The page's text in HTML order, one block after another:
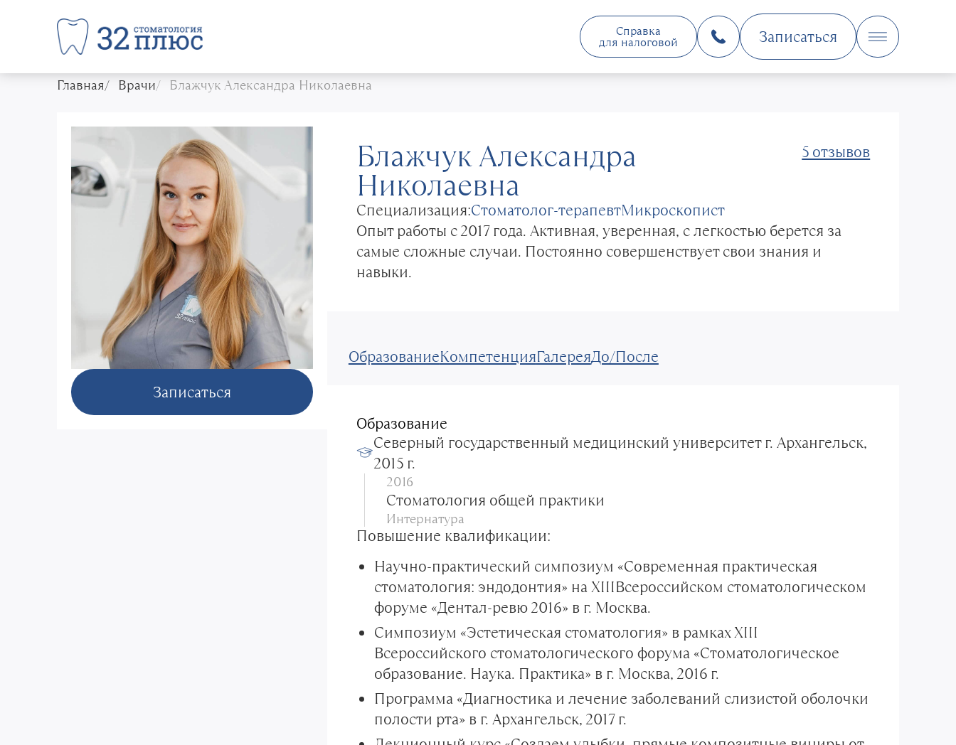
Справка
для налоговой Записаться
Главная Врачи Блажчук Александра Николаевна
Записаться
Блажчук Александра
Николаевна
5 отзывов
Специализация:Стоматолог-терапевтМикроскопист
Опыт работы с 2017 года. Активная, уверенная, с легкостью берется за
самые сложные случаи. Постоянно совершенствует свои знания и
навыки.
ОбразованиеКомпетенцияГалереяДо/После
Образование
Северный государственный медицинский университет г. Архангельск,
2015 г.
2016
Стоматология общей практики
Интернатура
Повышение квалификации:
Научно-практический симпозиум «Современная практическая
стоматология: эндодонтия» на XIIIВсероссийском стоматологическом
форуме «Дентал-ревю 2016» в г. Москва.
Симпозиум «Эстетическая стоматология» в рамках XIII
Всероссийского стоматологического форума «Стоматологическое
образование. Наука. Практика» в г. Москва, 2016 г.
Программа «Диагностика и лечение заболеваний слизистой оболочки
полости рта» в г. Архангельск, 2017 г.